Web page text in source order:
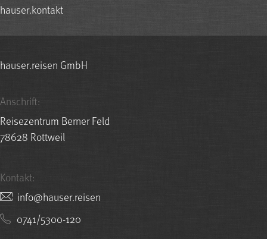
hauser.kontakt
hauser.reisen GmbH
Anschrift:
Reisezentrum Berner Feld
78628 Rottweil
Kontakt:
nesier.resuah@ofni
0741/5300-120